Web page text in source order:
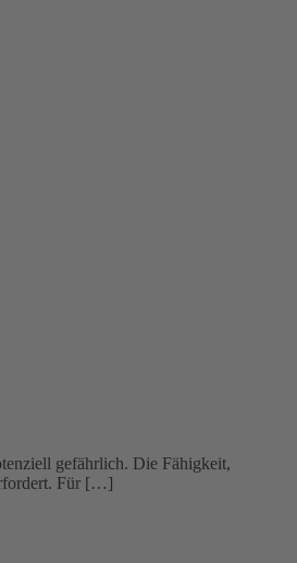
gefährlich. Die Fähigkeit,
Für […]